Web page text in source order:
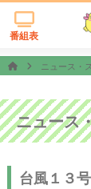
番組表
ニュース・
ニュース
台風１３